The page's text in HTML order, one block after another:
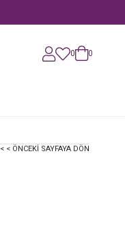
0 0
< < ÖNCEKI SAYFAYA DÖN